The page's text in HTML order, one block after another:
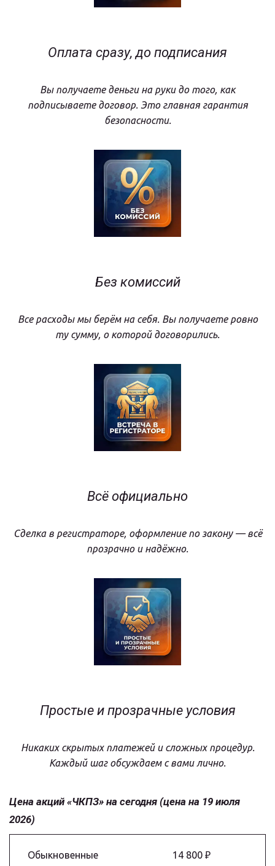
Оплата сразу, до подписания
Вы получаете деньги на руки до того, как
подписываете договор. Это главная гарантия
безопасности.
Без комиссий
Все расходы мы берём на себя. Вы получаете ровно
ту сумму, о которой договорились.
Всё официально
Сделка в регистраторе, оформление по закону — всё
прозрачно и надёжно.
Простые и прозрачные условия
Никаких скрытых платежей и сложных процедур.
Каждый шаг обсуждаем с вами лично.
Цена акций «ЧКПЗ» на сегодня (цена на 19 июля
2026)
Обыкновенные 14 800 ₽